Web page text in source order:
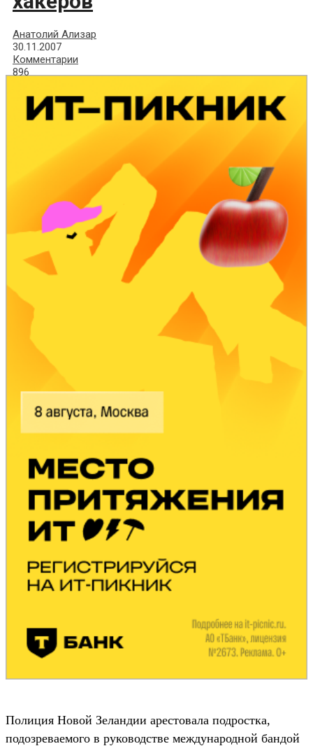
Анатолий Ализар
30.11.2007
Комментарии
896
Полиция Новой Зеландии арестовала подростка,
подозреваемого в руководстве международной бандой